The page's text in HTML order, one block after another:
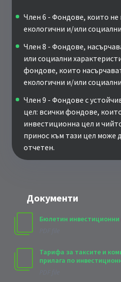
Член 6 - Фондове, които не
екологични и/или
Член 8 - Фондове,
или социални
фондове, които
екологични и/или
Член 9 - Фондове с
цел: всички фондове,
инвестиционна цел и
принос към тази цел може
отчетен.
Документи
Бюлетин
Тарифа за таксите и
прилага по